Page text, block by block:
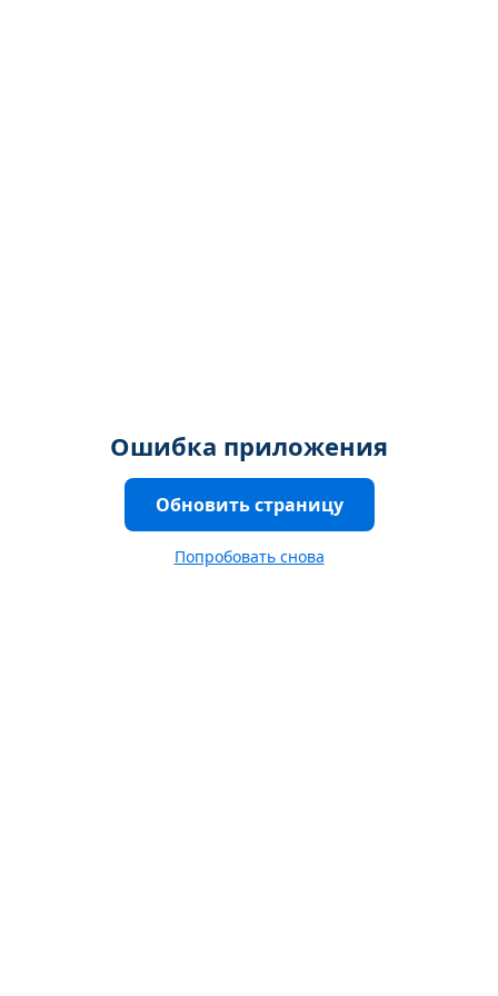
Ошибка приложения
Обновить страницу
Попробовать снова